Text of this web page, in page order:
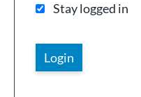
Stay logged in